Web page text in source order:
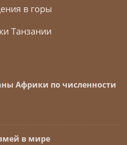
в горы
Танзании
Африки по численности
в мире